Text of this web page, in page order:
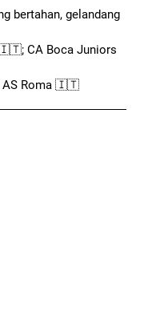
bertahan, gelandang
CA Boca Juniors
Roma 🇮🇹